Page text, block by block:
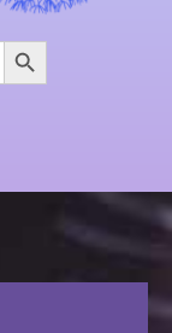
Search Button